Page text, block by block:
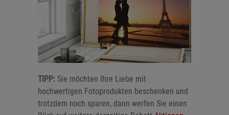
TIPP: Sie möchten Ihre Liebe mit
hochwertigen Fotoprodukten beschenken und
trotzdem noch sparen, dann werfen Sie einen